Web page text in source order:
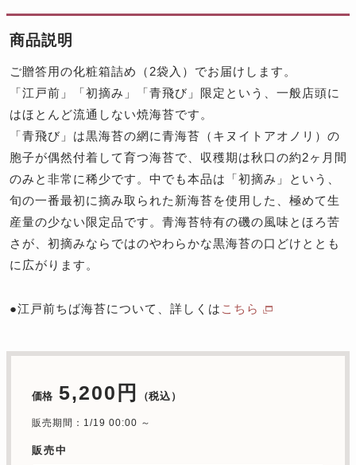
商品説明
ご贈答用の化粧箱詰め（2袋入）でお届けします。
「江戸前」「初摘み」「青飛び」限定という、一般店頭に
はほとんど流通しない焼海苔です。
「青飛び」は黒海苔の網に青海苔（キヌイトアオノリ）の
胞子が偶然付着して育つ海苔で、収穫期は秋口の約2ヶ月間
のみと非常に稀少です。中でも本品は「初摘み」という、
旬の一番最初に摘み取られた新海苔を使用した、極めて生
産量の少ない限定品です。青海苔特有の磯の風味とほろ苦
さが、初摘みならではのやわらかな黒海苔の口どけととも
に広がります。
●江戸前ちば海苔について、詳しくは こちら
価格 5,200円 （税込）
販売期間：1/19 00:00 ～
販売中